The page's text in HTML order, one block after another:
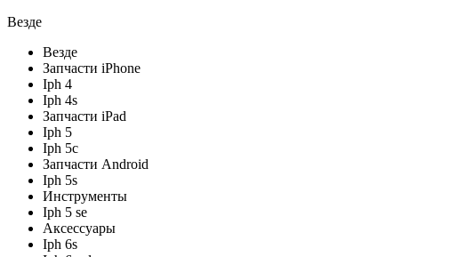
Везде
Везде
Запчасти iPhone
Iph 4
Iph 4s
Запчасти iPad
Iph 5
Iph 5c
Запчасти Android
Iph 5s
Инструменты
Iph 5 se
Аксессуары
Iph 6s